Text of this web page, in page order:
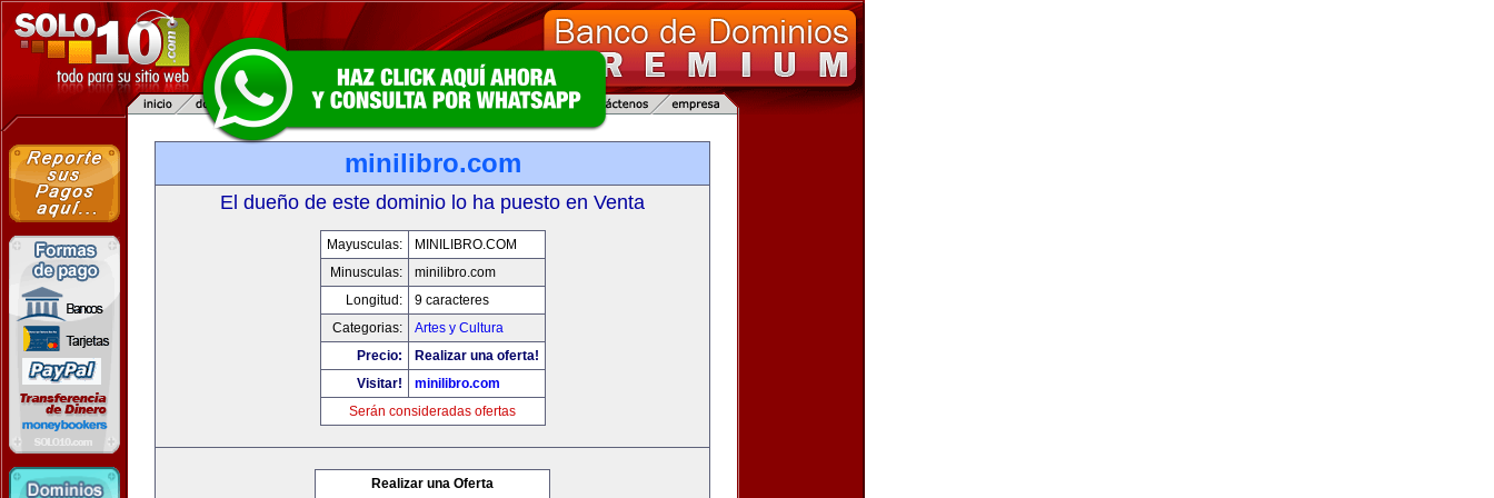
minilibro.com
El dueño de este dominio lo ha puesto en Venta
Mayusculas:
MINILIBRO.COM
Minusculas:
minilibro.com
Longitud:
9 caracteres
Categorias:
Artes y Cultura
Precio:
Realizar una oferta!
Visitar!
minilibro.com
Serán consideradas ofertas
Realizar una Oferta